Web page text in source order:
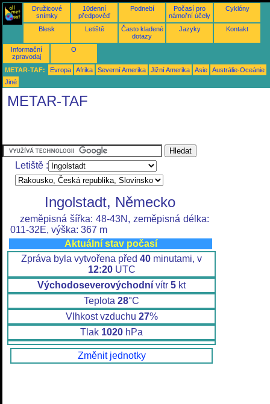
Družicové
snímky
10denní
předpověď
Podnebí
Počasí pro
námořní účely
Cyklóny
Blesk Letiště
Často kladené
dotazy
Jazyky Kontakt
Informační
zpravodaj
O
METAR-TAF: Evropa Afrika Severní Amerika Jižní Amerika Asie
Austrálie-Oceánie
Jiné
METAR-TAF
Letiště :
Ingolstadt, Německo
zeměpisná šířka: 48-43N, zeměpisná délka:
011-32E, výška: 367 m
Aktuální stav počasí
Zpráva byla vytvořena před 40 minutami, v
12:20UTC
Východoseverovýchodní vítr 5 kt
Teplota 28°C
Vlhkost vzduchu 27%
Tlak 1020 hPa
Změnit jednotky